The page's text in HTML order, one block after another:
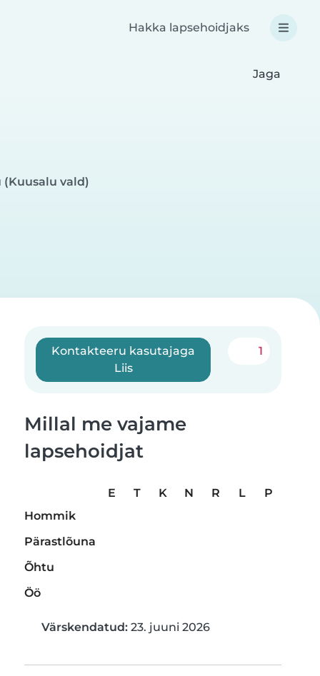
Hakka lapsehoidjaks
Jaga
vald)
Kontakteeru kasutajaga
Liis
1
Millal me vajame
lapsehoidjat
E T K N R L
P
Hommik
Pärastlõuna
Õhtu
Öö
Värskendatud: 23. juuni 2026